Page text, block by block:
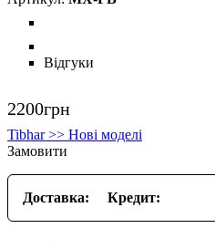
Відгуки
2200грн
Tibhar >> Нові моделі
Замовити
Доставка: Кредит: